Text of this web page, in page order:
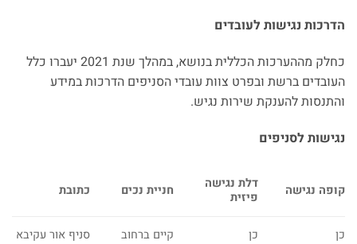
הדרכות נגישות לעובדים
כחלק מההערכות הכללית בנושא, במהלך שנת 2021 יעברו כלל
העובדים ברשת ובפרט צוות עובדי הסניפים הדרכות במידע
והתנסות להענקת שירות נגיש.
נגישות לסניפים
קופה נגישה
דלת נגישה
פיזית
חניית נכים כתובת
כן כן קיים ברחוב סניף אור עקיבא